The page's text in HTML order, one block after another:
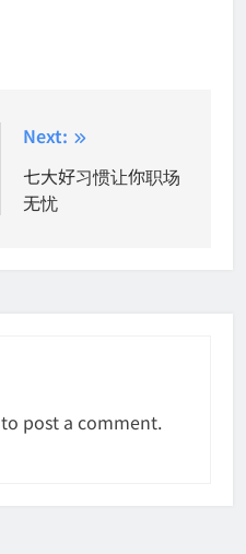
Next:
七大好习惯让你职场
无忧
to post a comment.